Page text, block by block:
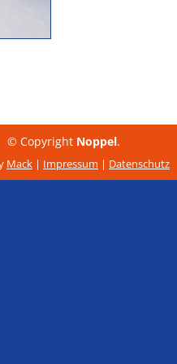
© Copyright Noppel.
Mack | Impressum | Datenschutz